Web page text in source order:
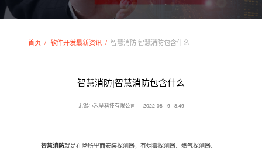
首页 软件开发最新资讯 智慧消防|智慧消防包含什么
智慧消防|智慧消防包含什么
无锡小禾呈科技有限公司 2022-08-19 18:49
智慧消防就是在场所里面安装探测器，有烟雾探测器、燃气探测器、